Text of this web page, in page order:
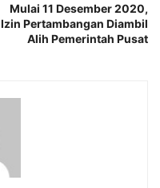
Mulai 11 Desember 2020,
Izin Pertambangan Diambil
Alih Pemerintah Pusat